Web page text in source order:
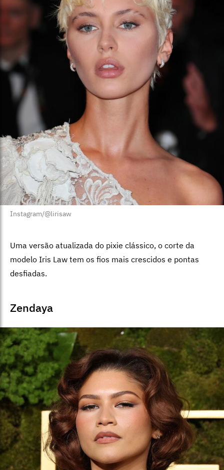
Instagram/@lirisaw
Uma versão atualizada do pixie clássico, o corte da
modelo Iris Law tem os fios mais crescidos e pontas
desfiadas.
Zendaya